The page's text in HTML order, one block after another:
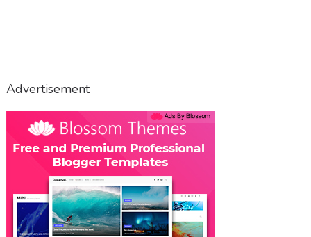
Advertisement